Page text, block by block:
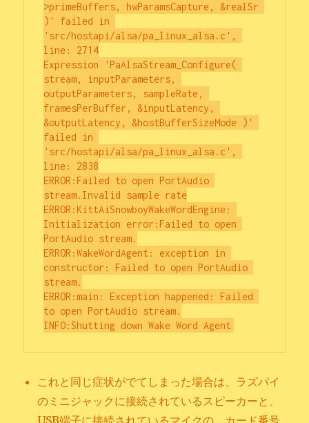
>primeBuffers, hwParamsCapture, &realSr
)' failed in
'src/hostapi/alsa/pa_linux_alsa.c',
line: 2714
Expression 'PaAlsaStream_Configure(
stream, inputParameters,
outputParameters, sampleRate,
framesPerBuffer, &inputLatency,
&outputLatency, &hostBufferSizeMode )'
failed in
'src/hostapi/alsa/pa_linux_alsa.c',
line: 2838
ERROR:Failed to open PortAudio
stream.Invalid sample rate
ERROR:KittAiSnowboyWakeWordEngine:
Initialization error:Failed to open
PortAudio stream.
ERROR:WakeWordAgent: exception in
constructor: Failed to open PortAudio
stream.
ERROR:main: Exception happened: Failed
to open PortAudio stream.
これと同じ症状がでてしまった場合は、ラズパイ
のミニジャックに接続されているスピーカーと、
USB端子に接続されているマイクの、カード番号